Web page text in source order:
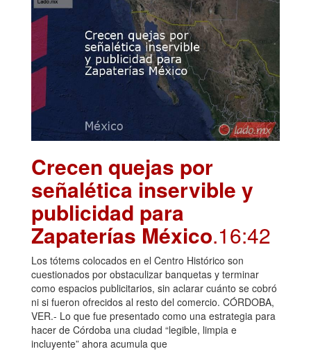
Crecen quejas por
señalética inservible y
publicidad para
Zapaterías México.16:42
Los tótems colocados en el Centro Histórico son
cuestionados por obstaculizar banquetas y terminar
como espacios publicitarios, sin aclarar cuánto se cobró
ni si fueron ofrecidos al resto del comercio. CÓRDOBA,
VER.- Lo que fue presentado como una estrategia para
hacer de Córdoba una ciudad “legible, limpia e
incluyente” ahora acumula que